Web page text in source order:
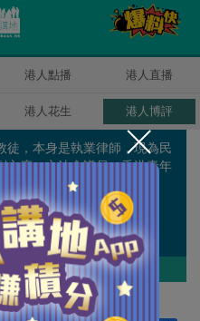
港人點播 港人直播
港人花生 港人博評
徒，本身是執業律師，現為民
主席、立法會議員、香港青年
論員協會主席。
作者其他博評
香港？